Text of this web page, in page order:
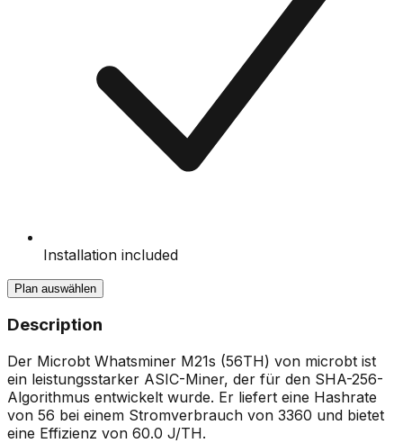
Installation included
Plan auswählen
Description
Der Microbt Whatsminer M21s (56TH) von microbt ist
ein leistungsstarker ASIC-Miner, der für den SHA-256-
Algorithmus entwickelt wurde. Er liefert eine Hashrate
von 56 bei einem Stromverbrauch von 3360 und bietet
eine Effizienz von 60.0 J/TH.